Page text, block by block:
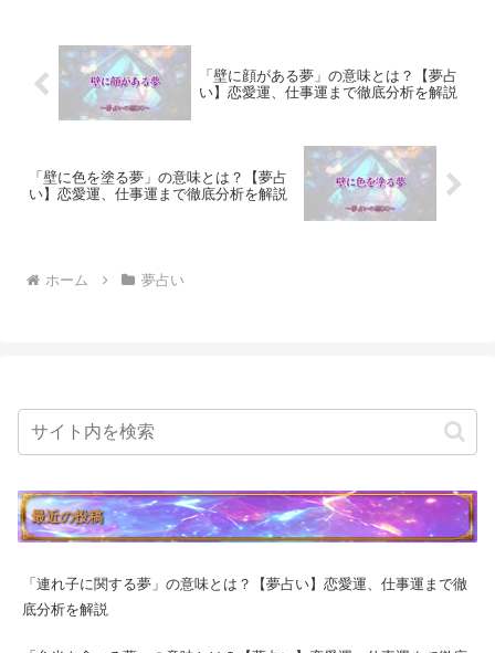
「壁に顔がある夢」の意味とは？【夢占
い】恋愛運、仕事運まで徹底分析を解説
「壁に色を塗る夢」の意味とは？【夢占
い】恋愛運、仕事運まで徹底分析を解説
ホーム 夢占い
最近の投稿
「連れ子に関する夢」の意味とは？【夢占い】恋愛運、仕事運まで徹
底分析を解説